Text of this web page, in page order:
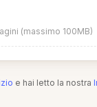
(massimo 100MB)
e hai letto la nostra